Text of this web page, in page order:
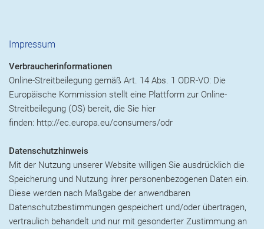
Impressum
Verbraucherinformationen
Online-Streitbeilegung gemäß Art. 14 Abs. 1 ODR-VO: Die
Europäische Kommission stellt eine Plattform zur Online-
Streitbeilegung (OS) bereit, die Sie hier
finden: http://ec.europa.eu/consumers/odr
Datenschutzhinweis
Mit der Nutzung unserer Website willigen Sie ausdrücklich die
Speicherung und Nutzung ihrer personenbezogenen Daten ein.
Diese werden nach Maßgabe der anwendbaren
Datenschutzbestimmungen gespeichert und/oder übertragen,
vertraulich behandelt und nur mit gesonderter Zustimmung an